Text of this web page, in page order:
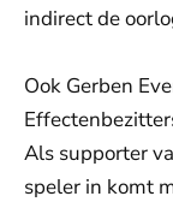
indirect de
Ook Gerben
Als supporter
speler in komt